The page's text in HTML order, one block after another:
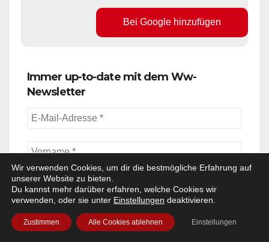
Bei Google hinzufügen
Immer up-to-date mit dem Ww-
Newsletter
Wir verwenden Cookies, um dir die bestmögliche Erfahrung auf
unserer Website zu bieten.
Du kannst mehr darüber erfahren, welche Cookies wir
verwenden, oder sie unter Einstellungen deaktivieren.
Zustimmen Alle Cookies ablehnen Einstellungen